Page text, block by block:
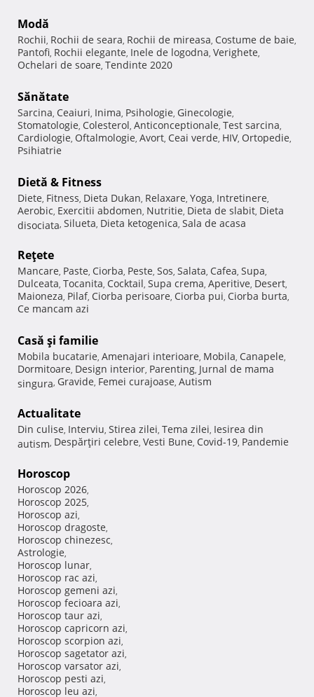
Modă
Rochii, Rochii de seara, Rochii de mireasa, Costume de baie,
Pantofi, Rochii elegante, Inele de logodna, Verighete,
Ochelari de soare, Tendinte 2020
Sănătate
Sarcina, Ceaiuri, Inima, Psihologie, Ginecologie,
Stomatologie, Colesterol, Anticonceptionale, Test sarcina,
Cardiologie, Oftalmologie, Avort, Ceai verde, HIV, Ortopedie,
Psihiatrie
Dietă & Fitness
Diete, Fitness, Dieta Dukan, Relaxare, Yoga, Intretinere,
Aerobic, Exercitii abdomen, Nutritie, Dieta de slabit, Dieta
disociata, Silueta, Dieta ketogenica, Sala de acasa
Reţete
Mancare, Paste, Ciorba, Peste, Sos, Salata, Cafea, Supa,
Dulceata, Tocanita, Cocktail, Supa crema, Aperitive, Desert,
Maioneza, Pilaf, Ciorba perisoare, Ciorba pui, Ciorba burta,
Ce mancam azi
Casă şi familie
Mobila bucatarie, Amenajari interioare, Mobila, Canapele,
Dormitoare, Design interior, Parenting, Jurnal de mama
singura, Gravide, Femei curajoase, Autism
Actualitate
Din culise, Interviu, Stirea zilei, Tema zilei, Iesirea din
autism, Despărţiri celebre, Vesti Bune, Covid-19, Pandemie
Horoscop
Horoscop 2026,
Horoscop 2025,
Horoscop azi,
Horoscop dragoste,
Horoscop chinezesc,
Astrologie,
Horoscop lunar,
Horoscop rac azi,
Horoscop gemeni azi,
Horoscop fecioara azi,
Horoscop taur azi,
Horoscop capricorn azi,
Horoscop scorpion azi,
Horoscop sagetator azi,
Horoscop varsator azi,
Horoscop pesti azi,
Horoscop leu azi,